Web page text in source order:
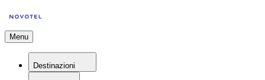
Menu
Destinazioni